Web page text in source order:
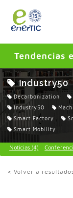
Tendencias
Industry50
Decarbonization
Industry50
Smart Factory
Smart Mobility
Noticias (4)
< Volver a